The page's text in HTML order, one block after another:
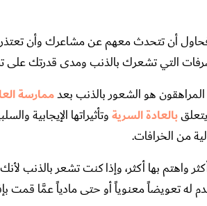
أن تتحدث معهم عن مشاعرك وأن
التي تشعرك بالذنب ومدى قدرتك على
هو الشعور بالذنب بعدممارسة
بالعادة السريةوتأثيراتها الإيجابية
من الخرافات.
واهتم بها أكثر، وإذا كنت تشعر بالذنب لأنك
تعويضاً معنوياً أو حتى مادياً عمَّا قمت